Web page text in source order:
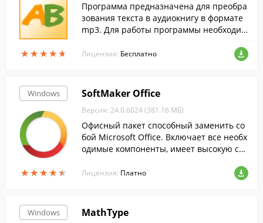
★★★★★
★★★★★
Программа предназначена для преобра
зования текста в аудиокнигу в формате
mp3. Для работы программы необходим
Лицензия: Бесплатно
Windows
★★★★★
★★★★★
SoftMaker Office
Версия: 24.0.6024 (381.16 МБ)
Офисный пакет способный заменить со
бой Microsoft Office. Включает все необх
одимые компоненты, имеет высокую ско
Лицензия: Платно
Windows MathType